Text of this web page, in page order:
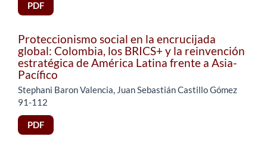
PDF
Proteccionismo social en la encrucijada
global: Colombia, los BRICS+ y la reinvención
estratégica de América Latina frente a Asia-
Pacífico
Stephani Baron Valencia, Juan Sebastián Castillo Gómez
91-112
PDF